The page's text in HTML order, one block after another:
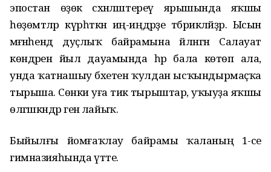
эпостан өҙөк сәхнәләштереү ярышында яҡшы
һөҙөмтәләр күрһәткән иң-иңдәрҙе тәбрикләйҙәр. Ысын
мәғәнәһендә дуҫлыҡ байрамына әйләнгән Салауат
көндәрен йыл дауамында һәр бала көтөп ала,
унда ҡатнашыу бәхетен ҡулдан ысҡындырмаҫҡа
тырыша. Сөнки уға тик тырыштар, уҡыуҙа яҡшы
өлгәшкәндәр генә лайыҡ.
Быйылғы йомғаҡлау байрамы ҡаланың 1-се
гимназияһында үтте.